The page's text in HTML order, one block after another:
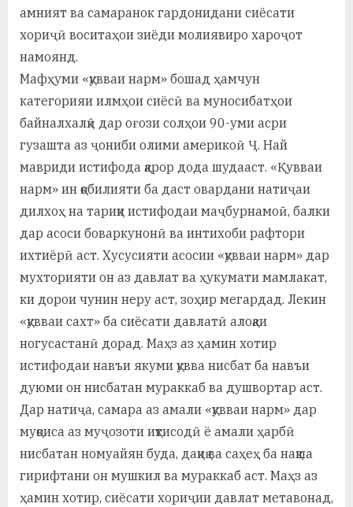
амният ва самаранок гардонидани сиёсати
хориҷӣ воситаҳои зиёди молиявиро хароҷот
намоянд.
Мафҳуми «қувваи нарм» бошад ҳамчун
категорияи илмҳои сиёсӣ ва муносибатҳои
байналхалқӣ дар оғози солҳои 90-уми асри
гузашта аз ҷониби олими америкоӣ Ҷ. Най
мавриди истифода қарор дода шудааст. «Қувваи
нарм» ин қобилияти ба даст овардани натиҷаи
дилхоҳ на тариқи истифодаи маҷбурнамоӣ, балки
дар асоси боваркунонӣ ва интихоби рафтори
ихтиёрӣ аст. Хусусияти асосии «қувваи нарм» дар
мухторияти он аз давлат ва ҳукумати мамлакат,
ки дорои чунин неру аст, зоҳир мегардад. Лекин
«қувваи сахт» ба сиёсати давлатӣ алоқаи
ногусастанӣ дорад. Маҳз аз ҳамин хотир
истифодаи навъи якуми қувва нисбат ба навъи
дуюми он нисбатан мураккаб ва душвортар аст.
Дар натиҷа, самара аз амали «қувваи нарм» дар
муқоиса аз муҷозоти иқтисодӣ ё амали ҳарбӣ
нисбатан номуайян буда, дақиқ ва саҳеҳ ба нақша
гирифтани он мушкил ва мураккаб аст. Маҳз аз
ҳамин хотир, сиёсати хориҷии давлат метавонад,